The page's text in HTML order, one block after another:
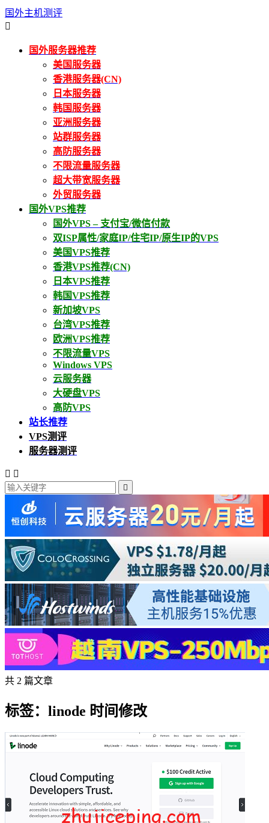
国外主机测评

国外服务器推荐
美国服务器
香港服务器(CN)
日本服务器
韩国服务器
亚洲服务器
站群服务器
高防服务器
不限流量服务器
超大带宽服务器
外贸服务器
国外VPS推荐
国外VPS – 支付宝/微信付款
双ISP属性/家庭IP/住宅IP/原生IP的VPS
美国VPS推荐
香港VPS推荐(CN)
日本VPS推荐
韩国VPS推荐
新加坡VPS
台湾VPS推荐
欧洲VPS推荐
不限流量VPS
Windows VPS
云服务器
大硬盘VPS
高防VPS
站长推荐
VPS测评
服务器测评
 

共 2 篇文章
标签：linode 时间修改